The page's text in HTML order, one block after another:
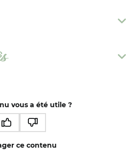
vous a été utile ?
ce contenu